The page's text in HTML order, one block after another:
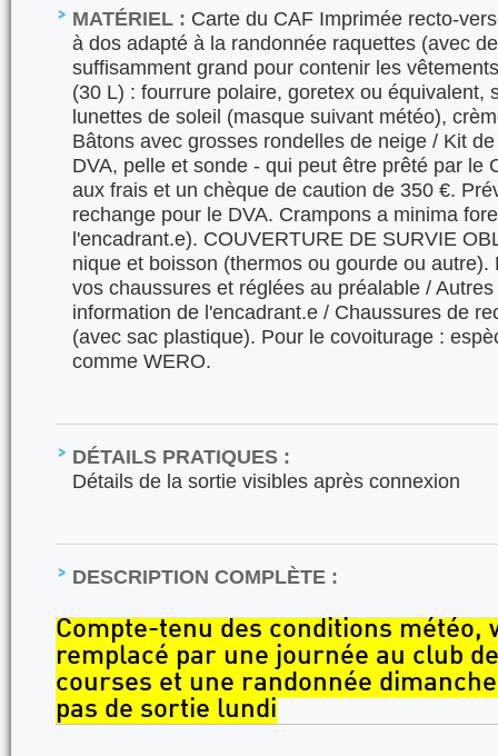
MATÉRIEL : Carte du CAF Imprimée recto-
à dos adapté à la randonnée raquettes (avec
suffisamment grand pour contenir les
(30 L) : fourrure polaire, goretex ou équivalent,
lunettes de soleil (masque suivant météo),
Bâtons avec grosses rondelles de neige / Kit
DVA, pelle et sonde - qui peut être prêté par le
aux frais et un chèque de caution de 350 €.
rechange pour le DVA. Crampons a minima
l'encadrant.e). COUVERTURE DE SURVIE
nique et boisson (thermos ou gourde ou
vos chaussures et réglées au préalable /
information de l'encadrant.e / Chaussures de
(avec sac plastique). Pour le covoiturage :
comme WERO.
DÉTAILS PRATIQUES :
Détails de la sortie visibles après connexion
DESCRIPTION COMPLÈTE :
Compte-tenu des conditions météo,
remplacé par une journée au club
courses et une randonnée
pas de sortie lundi